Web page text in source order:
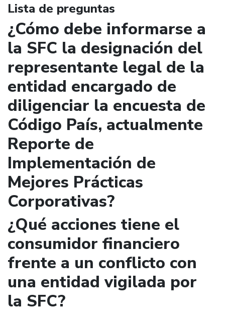
Lista de preguntas
¿Cómo debe informarse a
la SFC la designación del
representante legal de la
entidad encargado de
diligenciar la encuesta de
Código País, actualmente
Reporte de
Implementación de
Mejores Prácticas
Corporativas?
¿Qué acciones tiene el
consumidor financiero
frente a un conflicto con
una entidad vigilada por
la SFC?